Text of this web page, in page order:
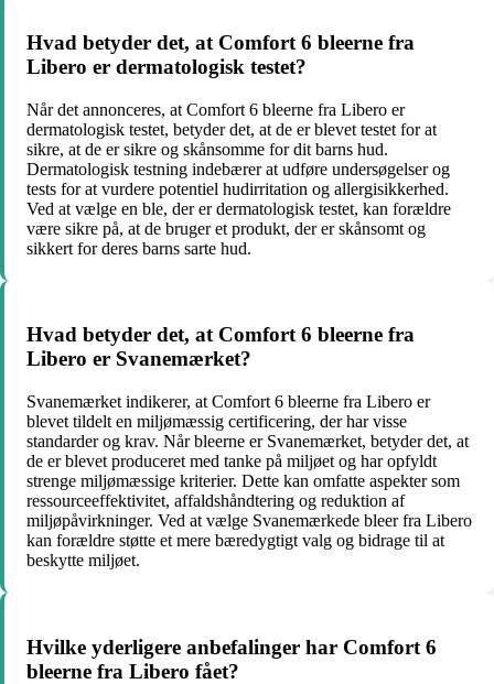
Hvad betyder det, at Comfort 6 bleerne fra
Libero er dermatologisk testet?
Når det annonceres, at Comfort 6 bleerne fra Libero er
dermatologisk testet, betyder det, at de er blevet testet for at
sikre, at de er sikre og skånsomme for dit barns hud.
Dermatologisk testning indebærer at udføre undersøgelser og
tests for at vurdere potentiel hudirritation og allergisikkerhed.
Ved at vælge en ble, der er dermatologisk testet, kan forældre
være sikre på, at de bruger et produkt, der er skånsomt og
sikkert for deres barns sarte hud.
Hvad betyder det, at Comfort 6 bleerne fra
Libero er Svanemærket?
Svanemærket indikerer, at Comfort 6 bleerne fra Libero er
blevet tildelt en miljømæssig certificering, der har visse
standarder og krav. Når bleerne er Svanemærket, betyder det, at
de er blevet produceret med tanke på miljøet og har opfyldt
strenge miljømæssige kriterier. Dette kan omfatte aspekter som
ressourceeffektivitet, affaldshåndtering og reduktion af
miljøpåvirkninger. Ved at vælge Svanemærkede bleer fra Libero
kan forældre støtte et mere bæredygtigt valg og bidrage til at
beskytte miljøet.
Hvilke yderligere anbefalinger har Comfort 6
bleerne fra Libero fået?